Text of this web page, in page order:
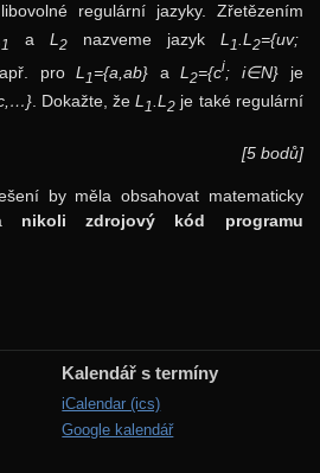
regulární jazyky. Zřetězením
1 a L 2nazveme jazyk L 1 .L 2={uv;
proL 1 ={a,ab} aL 2={ci; i∈N} je
. Dokažte, žeL 1 .L 2 je také regulární
[5 bodů]
by měla obsahovat matematicky
nikoli zdrojový kód programu
Kalendář s termíny
iCalendar (ics)
Google kalendář